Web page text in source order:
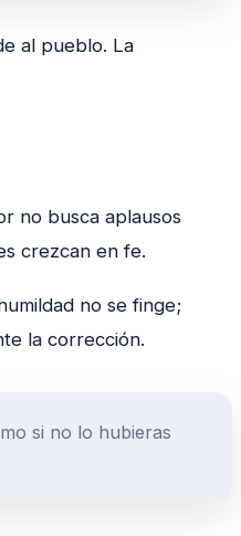
al pueblo. La
no busca aplausos
crezcan en fe.
no se finge;
la corrección.
si no lo hubieras